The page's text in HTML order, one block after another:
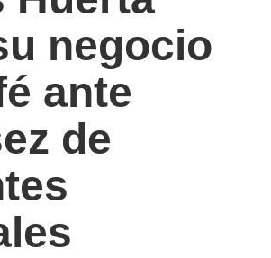
negocio
ante
de